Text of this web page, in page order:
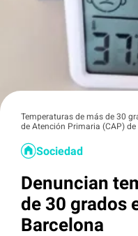
Temperaturas de más de 30
de Atención Primaria (CAP)
Sociedad
Denuncian
de 30 grados
Barcelona